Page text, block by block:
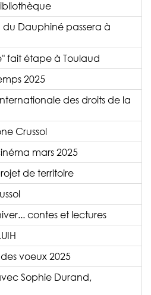
du Dauphiné passera à
fait étape à Toulaud
2025
des droits de la
Crussol
mars 2025
de territoire
contes et lectures
voeux 2025
Sophie Durand,